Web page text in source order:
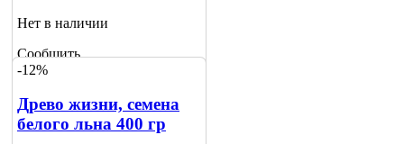
Нет в наличии
Сообщить
о наличии
-12%
Древо жизни, семена
белого льна 400 гр